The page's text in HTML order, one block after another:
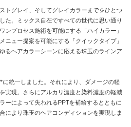
トグレイ、そしてグレイカラーまでをひとつ
た。ミックス自在ですべての世代に思い通り
ンプロセス施術を可能にする「ハイカラー」
ニュー提案を可能にする「クイックタイプ」
るヘアカラーシーンに応える珠玉のラインア
統一しました。それにより、ダメージの軽
実現。さらにアルカリ濃度と染料濃度の軽減
ーによって失われるPPTを補給するとともに
により珠玉のヘアコンディションを実現しま